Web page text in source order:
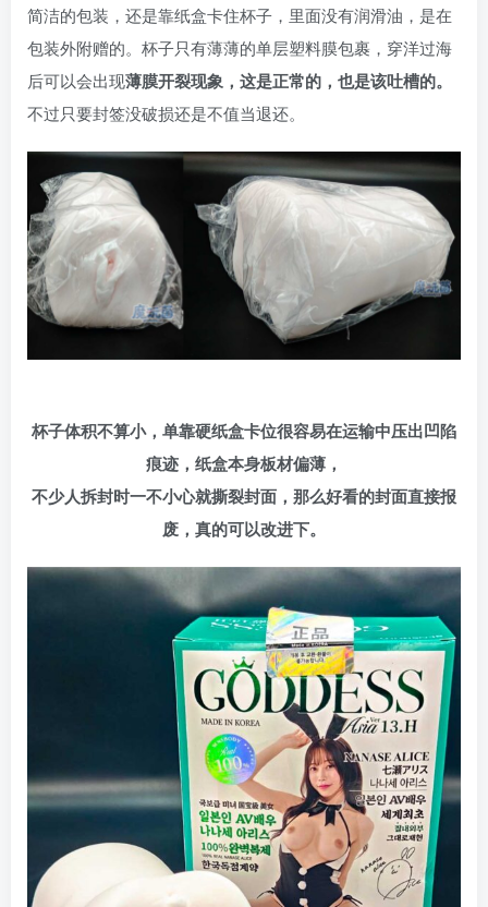
简洁的包装，还是靠纸盒卡住杯子，里面没有润滑油，是在
包装外附赠的。杯子只有薄薄的单层塑料膜包裹，穿洋过海
后可以会出现薄膜开裂现象，这是正常的，也是该吐槽的。
不过只要封签没破损还是不值当退还。
杯子体积不算小，单靠硬纸盒卡位很容易在运输中压出凹陷
痕迹，纸盒本身板材偏薄，
不少人拆封时一不小心就撕裂封面，那么好看的封面直接报
废，真的可以改进下。